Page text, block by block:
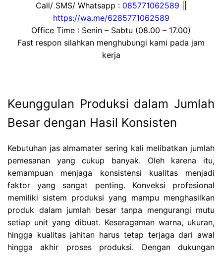
Call/ SMS/ Whatsapp : 085771062589
https://wa.me/6285771062589
Office Time : Senin – Sabtu (08.00 – 17.00)
Fast respon silahkan menghubungi kami pada jam
kerja
Keunggulan Produksi dalam Jumlah
Besar dengan Hasil Konsisten
Kebutuhan jas almamater sering kali melibatkan jumlah
pemesanan yang cukup banyak. Oleh karena itu,
kemampuan menjaga konsistensi kualitas menjadi
faktor yang sangat penting. Konveksi profesional
memiliki sistem produksi yang mampu menghasilkan
produk dalam jumlah besar tanpa mengurangi mutu
setiap unit yang dibuat. Keseragaman warna, ukuran,
hingga kualitas jahitan harus tetap terjaga dari awal
hingga akhir proses produksi. Dengan dukungan